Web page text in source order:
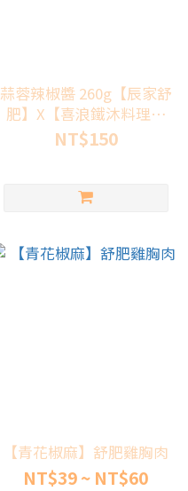
蒜蓉辣椒醬 260g【辰家舒
肥】X【喜浪鐵沐料理廚
坊】辣椒醬 辣椒 辣椒罐
NT$150
【青花椒麻】舒肥雞胸肉
NT$39 ~ NT$60